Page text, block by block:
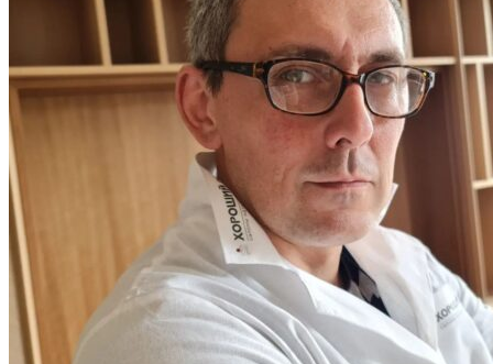
Услуги по реставрации паркета
1 500 ₽
Блог
Интересные статьи о паркете Coswick
ВИДЕО-ИНСТРУКЦИЯ: Реставрация царапин. Полы,
покрытые маслом и твердым воском. Системы для локального
ремонта и восстановления
Читать полностью